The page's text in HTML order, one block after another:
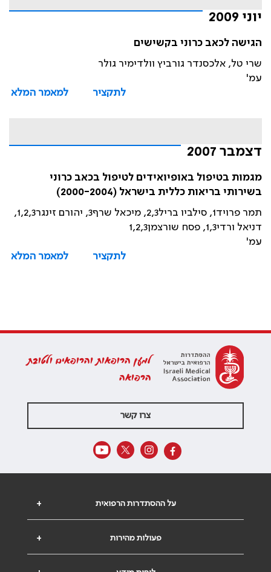
יוני 2009
הגישה לכאב כרוני בקשישים
שרי טל, אלכסנדר גורביץ וולדימיר גולר
עמ'
לתקציר
למאמר המלא
דצמבר 2007
מגמות בטיפול באופיואידים לטיפול בכאב כרוני
בשירותי בריאות כללית בישראל (2000-2004)
תמר פרויד1, סילביו בריל2,3, מיכאל שרף3, יהורם זינגר1,2,3,
דניאל ורדי1,3, פסח שורצמן1,2,3
עמ'
לתקציר
למאמר המלא
למען הרופאות והרופאים ולטובת
הרפואה
צרו קשר
+ על ההסתדרות הרפואית
+ פעולות מהירות